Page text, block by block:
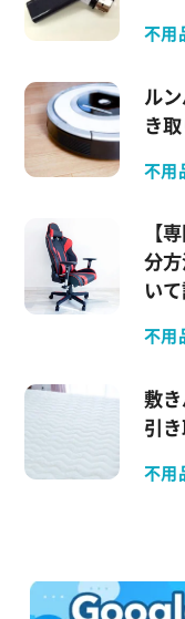
不用
ル
き
不用
【
分
い
不用
敷
引
不用